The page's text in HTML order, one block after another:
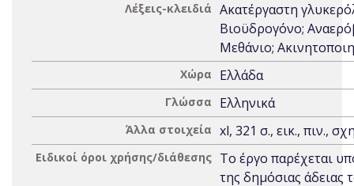
Λέξεις-κλειδιά Ακατέργαστη
Βιοϋδρογόνο;
Μεθάνιο;
Χώρα Ελλάδα
Γλώσσα Ελληνικά
Άλλα στοιχεία xl, 321 σ., εικ., πιν.,
Ειδικοί όροι χρήσης/διάθεσης Το έργο παρέχεται
της δημόσιας άδειας